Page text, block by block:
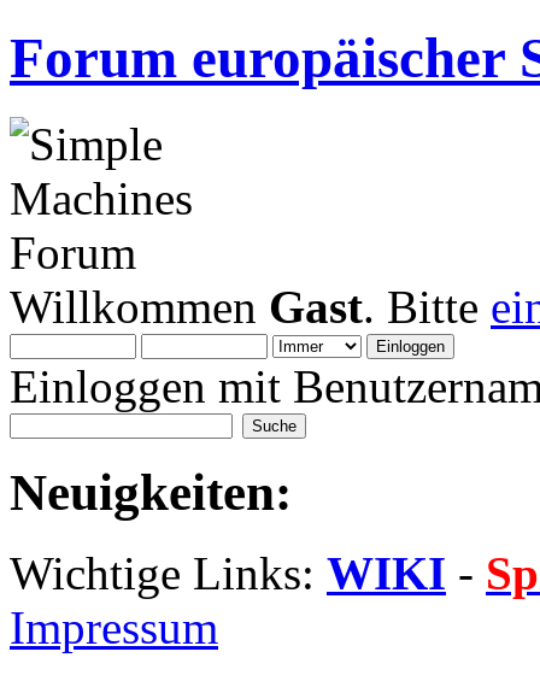
Forum europäischer
Willkommen Gast. Bitte
Einloggen mit
Neuigkeiten:
Wichtige Links: WIKI -
Impressum